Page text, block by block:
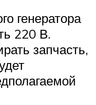
генератора
220 В.
запчасть,